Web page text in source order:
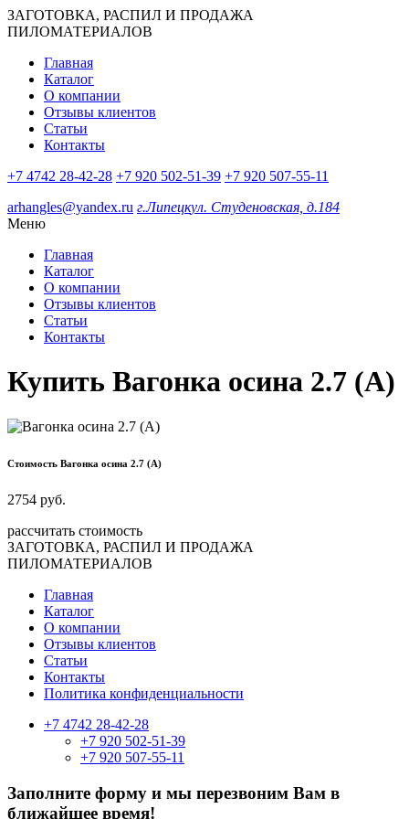
ЗАГОТОВКА, РАСПИЛ И ПРОДАЖА
ПИЛОМАТЕРИАЛОВ
Главная
Каталог
О компании
Отзывы клиентов
Статьи
Контакты
+7 4742 28-42-28 +7 920 502-51-39 +7 920 507-55-11
arhangles@yandex.ru г.Липецкул. Студеновская, д.184
Меню
Главная
Каталог
О компании
Отзывы клиентов
Статьи
Контакты
Купить Вагонка осина 2.7 (A)
Стоимость Вагонка осина 2.7 (A)
2754 руб.
рассчитать стоимость
ЗАГОТОВКА, РАСПИЛ И ПРОДАЖА
ПИЛОМАТЕРИАЛОВ
Главная
Каталог
О компании
Отзывы клиентов
Статьи
Контакты
Политика конфиденциальности
+7 4742 28-42-28
+7 920 502-51-39
+7 920 507-55-11
Заполните форму и мы перезвоним Вам в
ближайшее время!